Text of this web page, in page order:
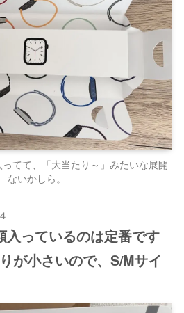
てて、「大当たり～」みたいな展開
ないかしら。
入っているのは定番です
が小さいので、S/Mサイ